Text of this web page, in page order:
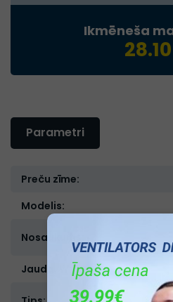
Ikmēneša
Parametri
Preču zīme:
Modelis:
Nosaukums:
Jauda, W: